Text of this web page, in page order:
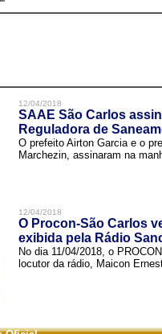
12/04/2018
SAAE São Carlos
Reguladora de
O prefeito Airton Garcia e o
Marchezin, assinaram na
12/04/2018
O Procon-São Carlos
exibida pela Rádio
No dia 11/04/2018, o
locutor da rádio, Maicon